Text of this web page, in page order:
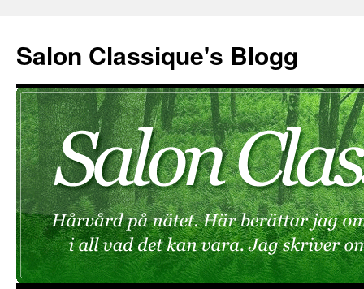
innehåll
Salon Classique's Blogg